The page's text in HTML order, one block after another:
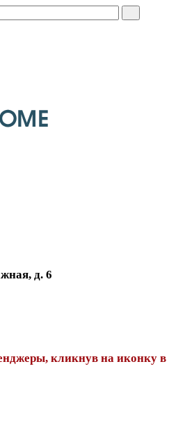
д. 6
кликнув на иконку в